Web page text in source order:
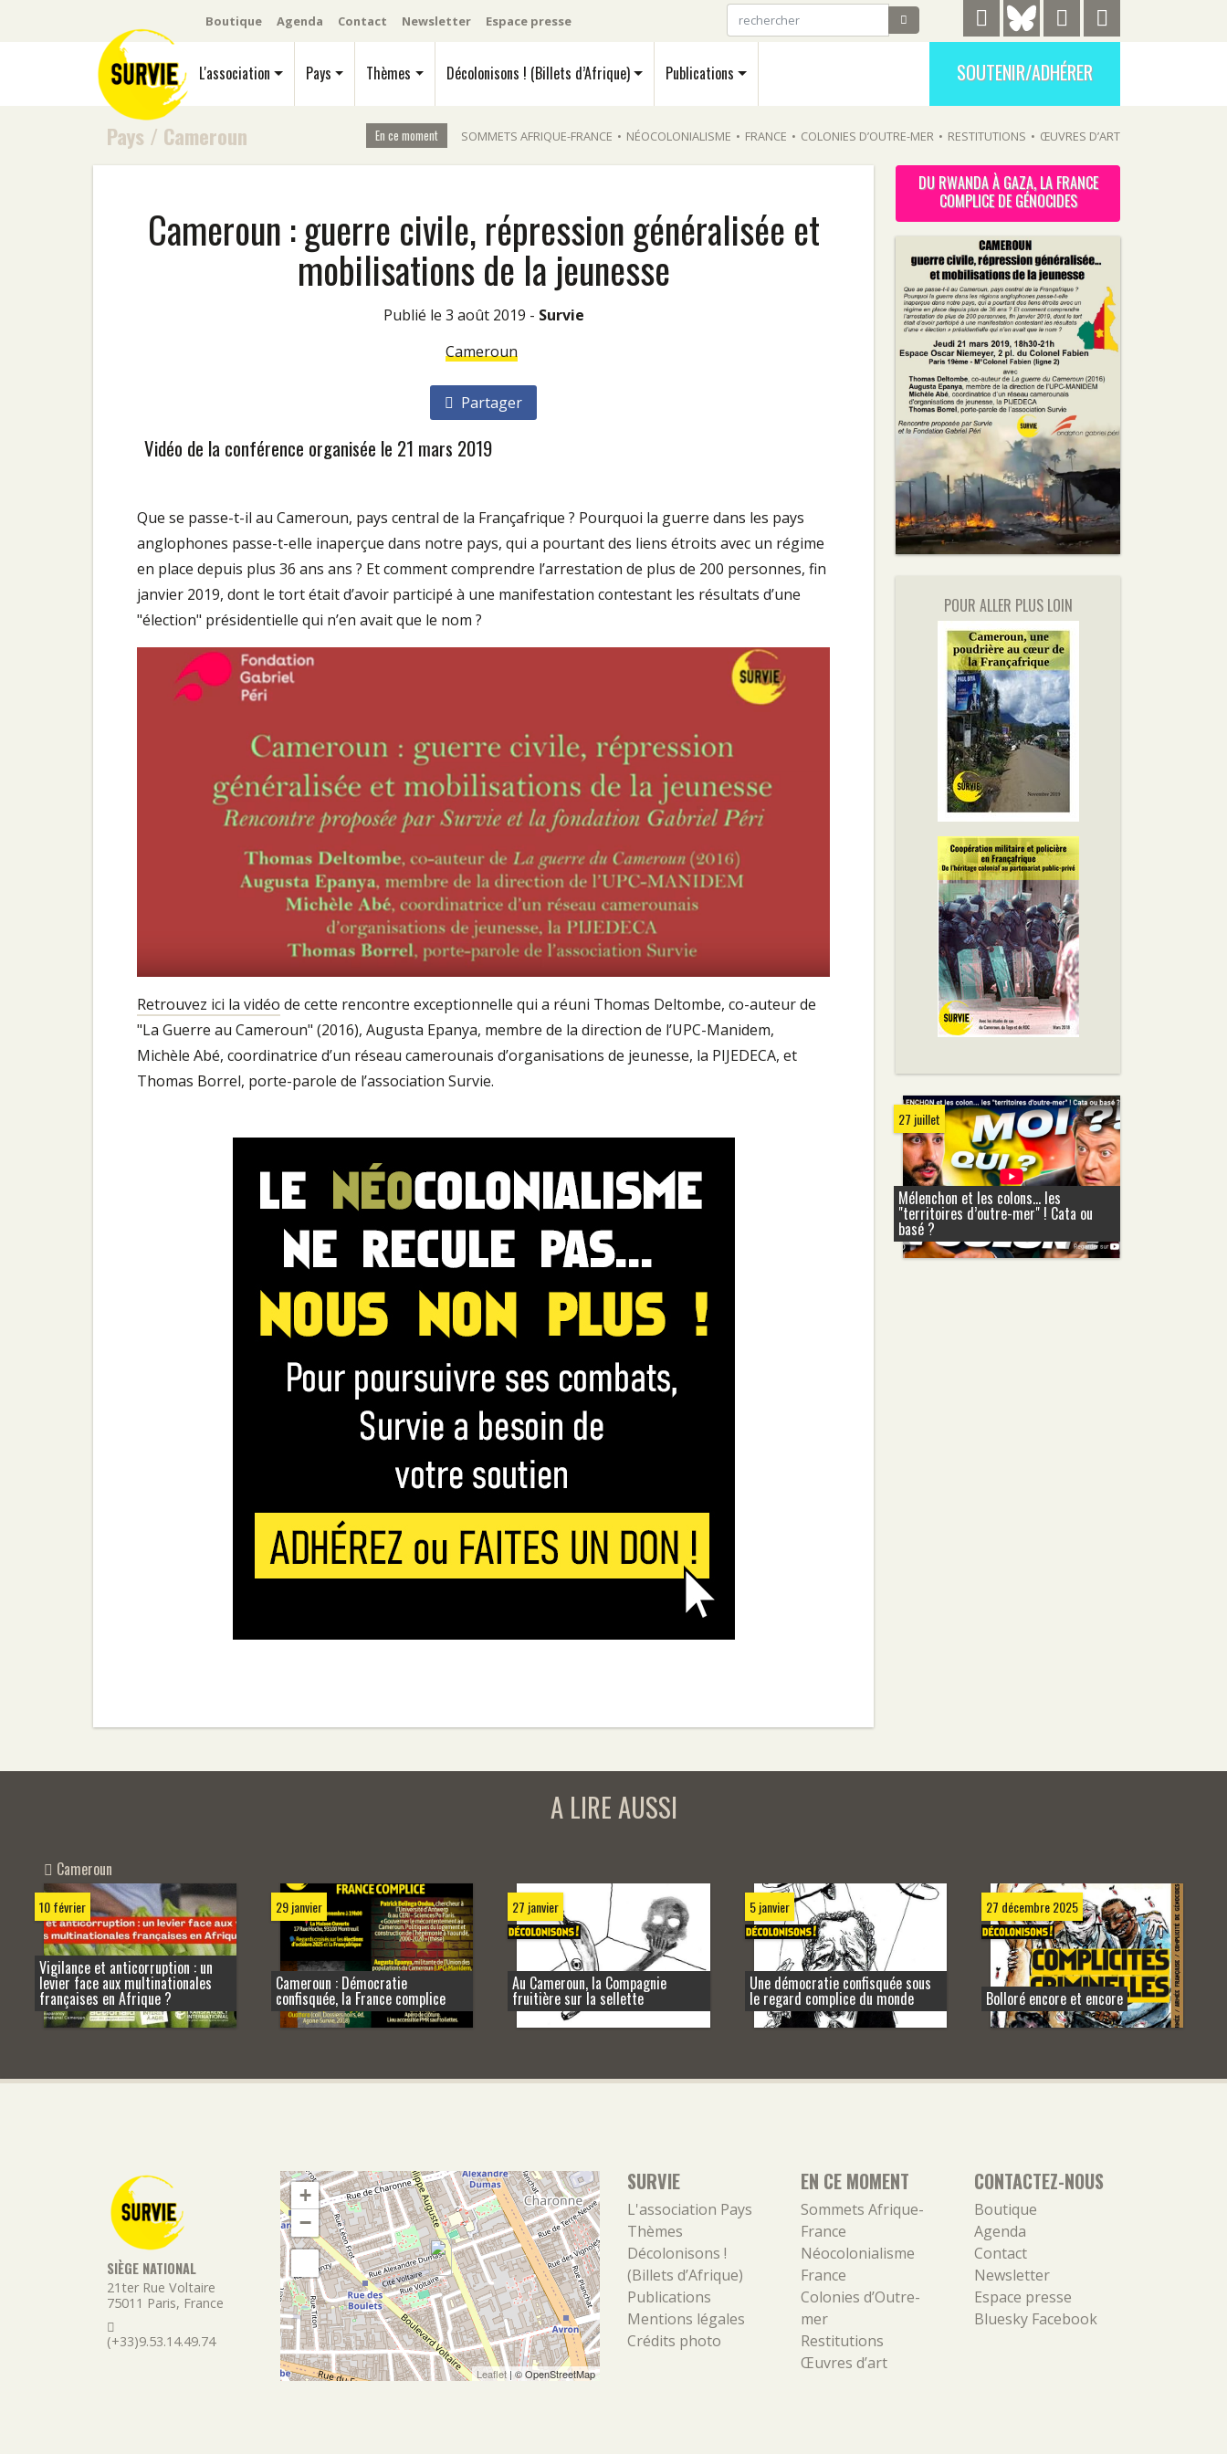
Boutique Agenda Contact Newsletter Espace presse
L'association Pays Thèmes Décolonisons ! (Billets d’Afrique) Publications SOUTENIR/ADHÉRER
Pays / Cameroun En ce moment SOMMETS AFRIQUE-FRANCE • NÉOCOLONIALISME • FRANCE • COLONIES D’OUTRE-MER • RESTITUTIONS • ŒUVRES D’ART
Cameroun : guerre civile, répression généralisée et
mobilisations de la jeunesse
Publié le 3 août 2019 - Survie
Cameroun
Partager
Vidéo de la conférence organisée le 21 mars 2019
Que se passe-t-il au Cameroun, pays central de la Françafrique ? Pourquoi la guerre dans les pays
anglophones passe-t-elle inaperçue dans notre pays, qui a pourtant des liens étroits avec un régime
en place depuis plus 36 ans ans ? Et comment comprendre l’arrestation de plus de 200 personnes, fin
janvier 2019, dont le tort était d’avoir participé à une manifestation contestant les résultats d’une
"élection" présidentielle qui n’en avait que le nom ?
Retrouvez ici la vidéo de cette rencontre exceptionnelle qui a réuni Thomas Deltombe, co-auteur de
"La Guerre au Cameroun" (2016), Augusta Epanya, membre de la direction de l’UPC-Manidem,
Michèle Abé, coordinatrice d’un réseau camerounais d’organisations de jeunesse, la PIJEDECA, et
Thomas Borrel, porte-parole de l’association Survie.
DU RWANDA À GAZA, LA FRANCE
COMPLICE DE GÉNOCIDES
POUR ALLER PLUS LOIN
27 juillet
Mélenchon et les colons... les
"territoires d’outre-mer" ! Cata ou
basé ?
A LIRE AUSSI
Cameroun
10 février
Vigilance et anticorruption : un
levier face aux multinationales
françaises en Afrique ?
29 janvier
Cameroun : Démocratie
confisquée, la France complice
27 janvier
Au Cameroun, la Compagnie
fruitière sur la sellette
5 janvier
Une démocratie confisquée sous
le regard complice du monde
27 décembre 2025
Bolloré encore et encore
SIÈGE NATIONAL
21ter Rue Voltaire
75011 Paris, France
(+33)9.53.14.49.74
+
−
Leaflet | ©OpenStreetMap
SURVIE
L'association Pays
Thèmes
Décolonisons !
(Billets d’Afrique)
Publications
Mentions légales
Crédits photo
EN CE MOMENT
Sommets Afrique-
France
Néocolonialisme
France
Colonies d’Outre-
mer
Restitutions
Œuvres d’art
CONTACTEZ-NOUS
Boutique
Agenda
Contact
Newsletter
Espace presse
Bluesky Facebook